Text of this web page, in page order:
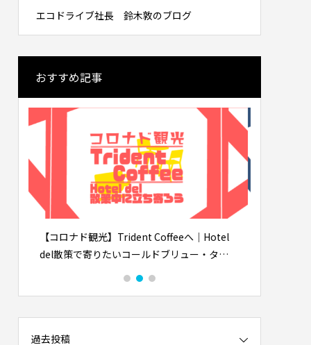
高級寿
ボット
海外から見る東京の魅力と日本人の国民
性: 清潔・安全・利便性の理由
2026.01.30
エコドライブ社長 鈴木敦のブログ
おすすめ記事
米国起業の失敗談｜プリウス30台の貸し出
しで5万ドル損失、得た3つの教訓
過去投稿